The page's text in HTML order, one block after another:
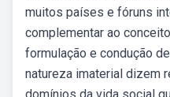
muitos países e fóruns
complementar ao
formulação e condução
natureza imaterial dizem